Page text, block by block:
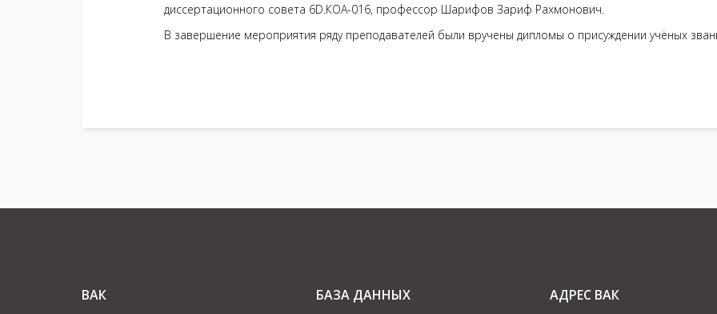
диссертационного совета 6D.КОА-016, профессор Шарифов Зариф Рахмонович.
В завершение мероприятия ряду преподавателей были вручены дипломы о присуждении учёных
ВАК БАЗА ДАННЫХ АДРЕС ВАК